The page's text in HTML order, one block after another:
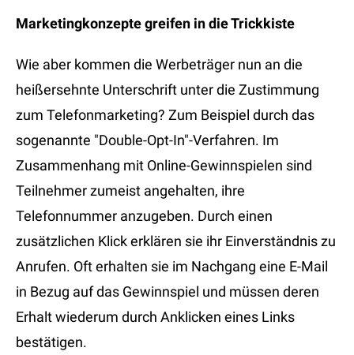
Marketingkonzepte greifen in die Trickkiste
Wie aber kommen die Werbeträger nun an die
heißersehnte Unterschrift unter die Zustimmung
zum Telefonmarketing? Zum Beispiel durch das
sogenannte "Double-Opt-In"-Verfahren. Im
Zusammenhang mit Online-Gewinnspielen sind
Teilnehmer zumeist angehalten, ihre
Telefonnummer anzugeben. Durch einen
zusätzlichen Klick erklären sie ihr Einverständnis zu
Anrufen. Oft erhalten sie im Nachgang eine E-Mail
in Bezug auf das Gewinnspiel und müssen deren
Erhalt wiederum durch Anklicken eines Links
bestätigen.